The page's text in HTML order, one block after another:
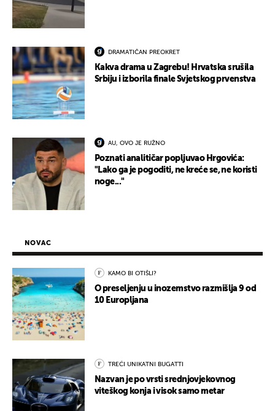
DRAMATIČAN PREOKRET
Kakva drama u Zagrebu! Hrvatska srušila
Srbiju i izborila finale Svjetskog prvenstva
AU, OVO JE RUŽNO
Poznati analitičar popljuvao Hrgovića:
"Lako ga je pogoditi, ne kreće se, ne koristi
noge..."
NOVAC
KAMO BI OTIŠLI?
O preseljenju u inozemstvo razmišlja 9 od
10 Europljana
TREĆI UNIKATNI BUGATTI
Nazvan je po vrsti srednjovjekovnog
viteškog konja i visok samo metar